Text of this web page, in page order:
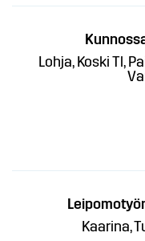
Lohja, Koski Tl,
Kaarina,